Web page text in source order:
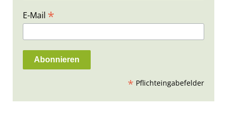
E-Mail *
* Pflichteingabefelder